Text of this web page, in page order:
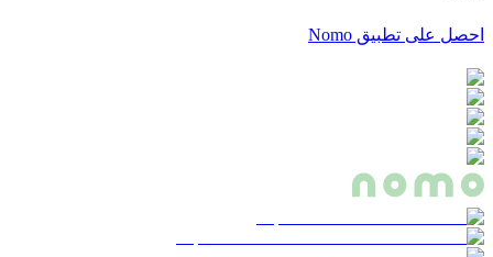
احصل على تطبيق Nomo